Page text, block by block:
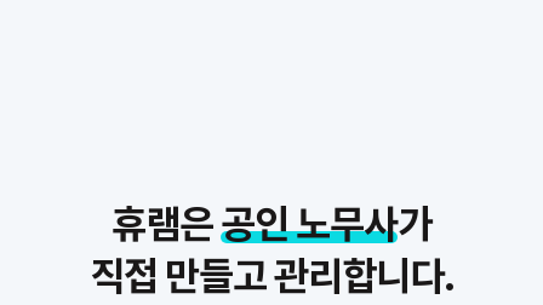
휴램은공인 노무사가
직접 만들고 관리합니다.